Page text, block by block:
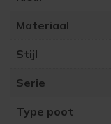
Materiaal
Stijl
Serie
Type poot